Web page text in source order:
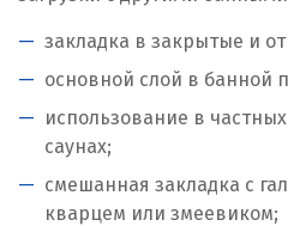
закладка в закрытые и
основной слой в банной
использование в
саунах;
смешанная закладка с
кварцем или змеевиком;